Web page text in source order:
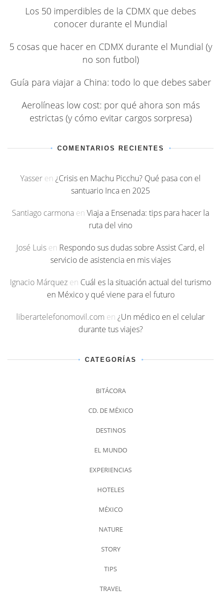
Los 50 imperdibles de la CDMX que debes
conocer durante el Mundial
5 cosas que hacer en CDMX durante el Mundial (y
no son futbol)
Guía para viajar a China: todo lo que debes saber
Aerolíneas low cost: por qué ahora son más
estrictas (y cómo evitar cargos sorpresa)
COMENTARIOS RECIENTES
Yasser en ¿Crisis en Machu Picchu? Qué pasa con el
santuario Inca en 2025
Santiago carmona en Viaja a Ensenada: tips para hacer la
ruta del vino
José Luis en Respondo sus dudas sobre Assist Card, el
servicio de asistencia en mis viajes
Ignacio Márquez en Cuál es la situación actual del turismo
en México y qué viene para el futuro
liberartelefonomovil.com en ¿Un médico en el celular
durante tus viajes?
CATEGORÍAS
BITÁCORA
CD. DE MÉXICO
DESTINOS
EL MUNDO
EXPERIENCIAS
HOTELES
MÉXICO
NATURE
STORY
TIPS
TRAVEL